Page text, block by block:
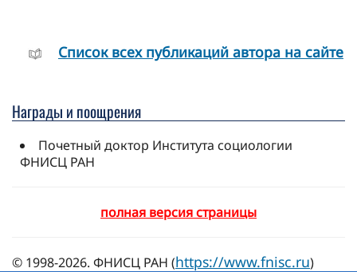
Cписок всех публикаций автора на сайте
Награды и поощрения
Почетный доктор Института социологии
ФНИСЦ РАН
полная версия страницы
© 1998-2026. ФНИСЦ РАН (https://www.fnisc.ru)